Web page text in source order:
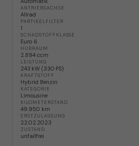
ANTRIEBSACHSE
Allrad
PARTIKELFILTER
1
SCHADSTOFFKLASSE
Euro 6
HUBRAUM
2.894 ccm
LEISTUNG
243 kW (330 PS)
KRAFTSTOFF
Hybrid Benzin
KATEGORIE
Limousine
KILOMETERSTAND
49.950 km
ERSTZULASSUNG
22.02.2023
ZUSTAND
unfallfrei